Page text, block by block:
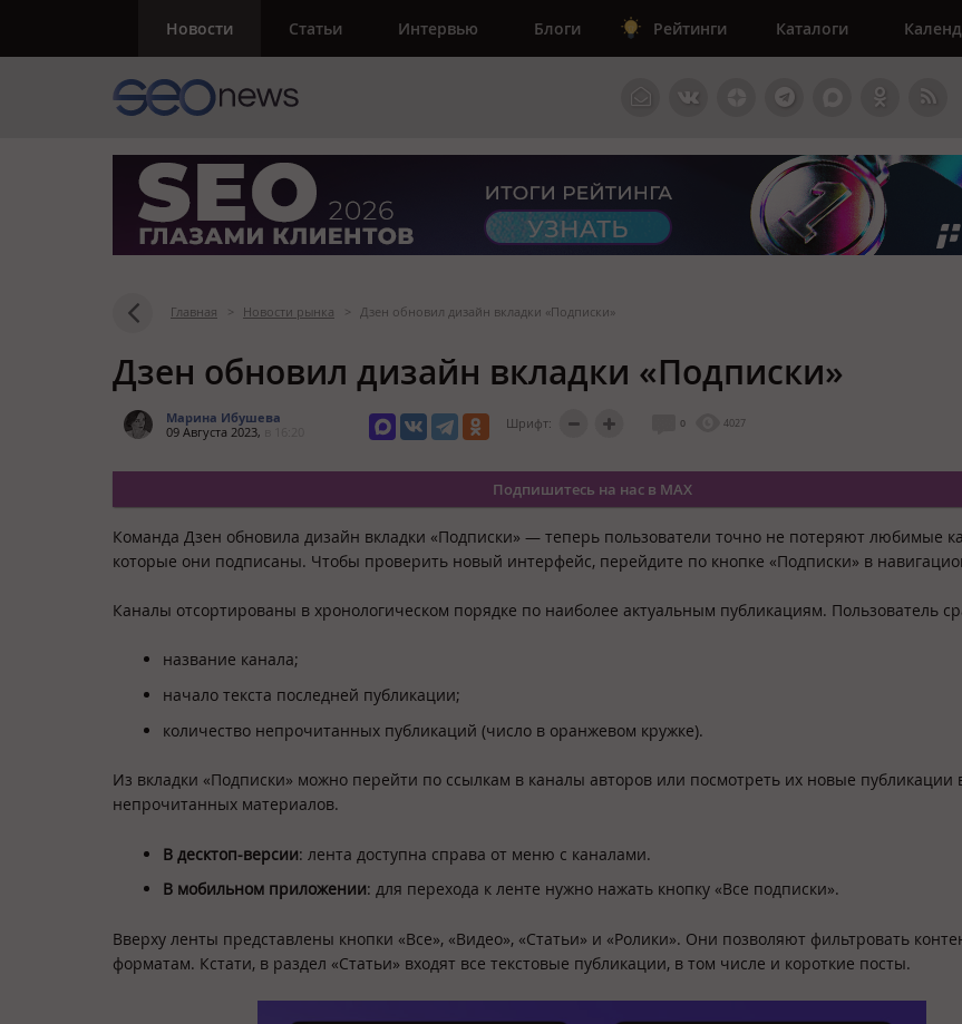
Новости Статьи Интервью Блоги Рейтинги Каталоги
Главная > Новости рынка > Дзен обновил дизайн вкладки «Подписки»
Дзен обновил дизайн вкладки «Подписки»
Марина Ибушева
09 Августа 2023,
Шрифт: 0 4027
Подпишитесь на нас в MAX
Команда Дзен обновила дизайн вкладки «Подписки» — теперь пользователи точно не потеряют любимые
которые они подписаны. Чтобы проверить новый интерфейс, перейдите по кнопке «Подписки» в
Каналы отсортированы в хронологическом порядке по наиболее актуальным публикациям. Пользователь
название канала;
начало текста последней публикации;
количество непрочитанных публикаций (число в оранжевом кружке).
Из вкладки «Подписки» можно перейти по ссылкам в каналы авторов или посмотреть их новые публикации
непрочитанных материалов.
В десктоп-версии: лента доступна справа от меню с каналами.
В мобильном приложении: для перехода к ленте нужно нажать кнопку «Все подписки».
Вверху ленты представлены кнопки «Все», «Видео», «Статьи» и «Ролики». Они позволяют фильтровать
форматам. Кстати, в раздел «Статьи» входят все текстовые публикации, в том числе и короткие посты.